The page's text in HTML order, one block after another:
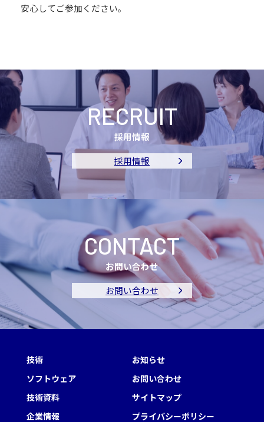
安心してご参加ください。
RECRUIT
採用情報
採用情報
CONTACT
お問い合わせ
お問い合わせ
技術
ソフトウェア
技術資料
企業情報
お知らせ
お問い合わせ
サイトマップ
プライバシーポリシー